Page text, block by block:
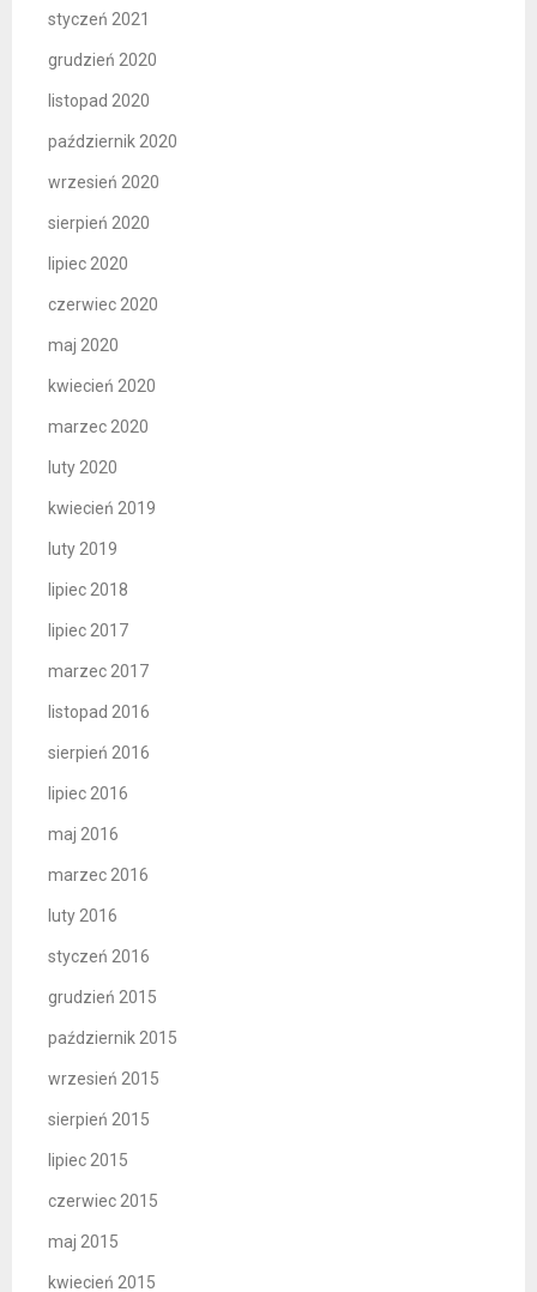
styczeń 2021
grudzień 2020
listopad 2020
październik 2020
wrzesień 2020
sierpień 2020
lipiec 2020
czerwiec 2020
maj 2020
kwiecień 2020
marzec 2020
luty 2020
kwiecień 2019
luty 2019
lipiec 2018
lipiec 2017
marzec 2017
listopad 2016
sierpień 2016
lipiec 2016
maj 2016
marzec 2016
luty 2016
styczeń 2016
grudzień 2015
październik 2015
wrzesień 2015
sierpień 2015
lipiec 2015
czerwiec 2015
maj 2015
kwiecień 2015